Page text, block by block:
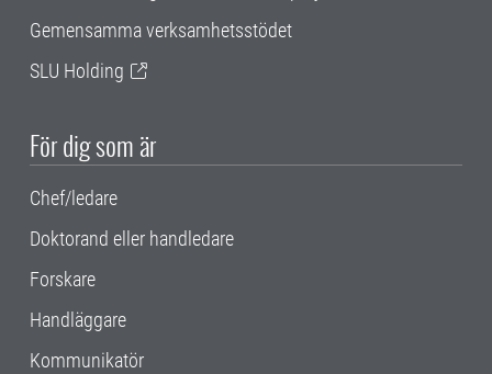
Gemensamma verksamhetsstödet
SLU Holding
För dig som är
Chef/ledare
Doktorand eller handledare
Forskare
Handläggare
Kommunikatör